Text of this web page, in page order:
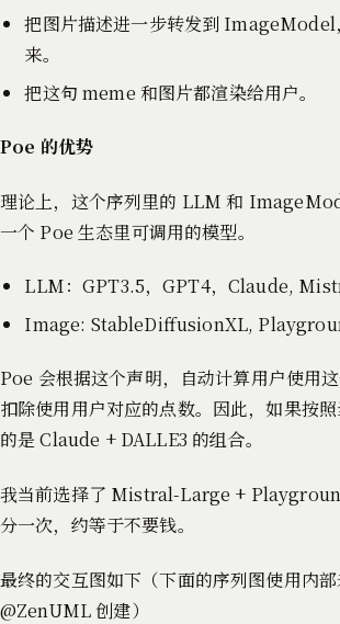
把图片描述进一步转发到 ImageModel
来。
把这句 meme 和图片都渲染给用户。
Poe 的优势
理论上，这个序列里的 LLM 和
一个 Poe 生态里可调用的模型。
LLM：GPT3.5，GPT4，Claude,
Image: StableDiffusionXL,
Poe 会根据这个声明，自动计算用户使用
扣除使用用户对应的点数。因此，如果按
的是 Claude + DALLE3 的组合。
我当前选择了 Mistral-Large +
分一次，约等于不要钱。
最终的交互图如下（下面的序列图使用内
@ZenUML 创建）